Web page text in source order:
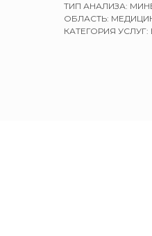
ТИП АНАЛИЗА:
ОБЛАСТЬ:
КАТЕГОРИЯ